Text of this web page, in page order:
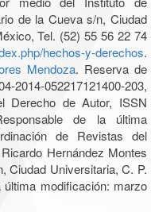
de la Cueva s/n, Ciudad
Tel. (52) 55 56 22 74
hechos-y-derechos.
Mendoza. Reserva de
052217121400-203,
Derecho de Autor, ISSN
de la última
de Revistas del
Hernández Montes
Ciudad Universitaria, C. P.
modificación: marzo